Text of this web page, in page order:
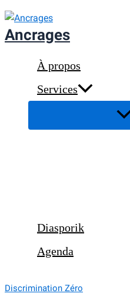
Aller
au
contenu
Ancrages
À propos
Services
Diasporik
Agenda
Discrimination Zéro